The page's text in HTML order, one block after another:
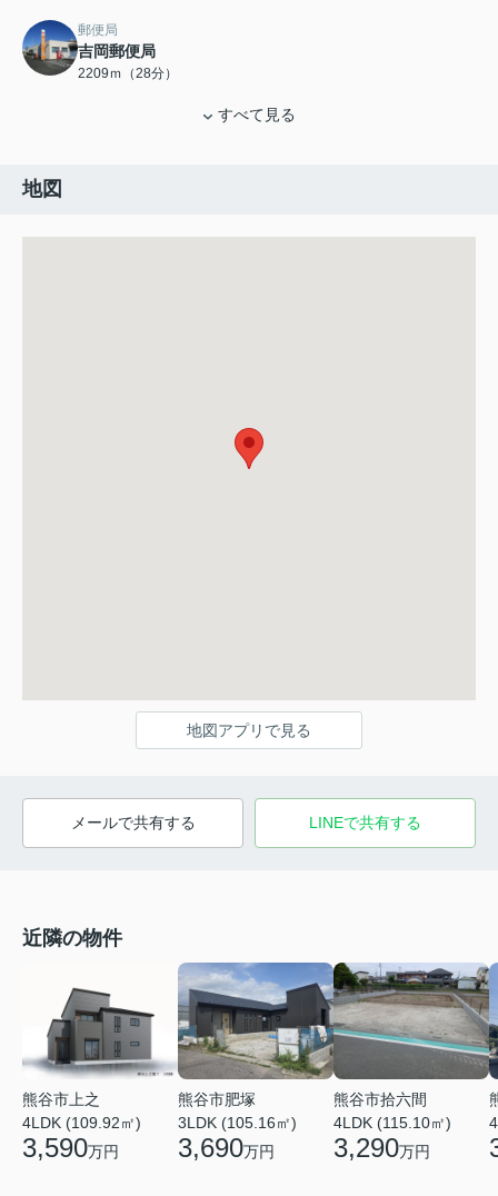
郵便局
吉岡郵便局
2209ｍ（28分）
すべて見る
地図
地図アプリで見る
メールで共有する LINEで共有する
近隣の物件
熊谷市上之
4LDK (109.92㎡)
3,590万円
熊谷市肥塚
3LDK (105.16㎡)
3,690万円
熊谷市拾六間
4LDK (115.10㎡)
3,290万円